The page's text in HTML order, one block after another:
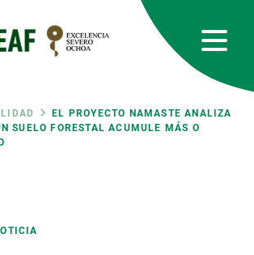
EL PROYECTO NAMASTE ANALIZA
SUELO FORESTAL ACUMULE MÁS O